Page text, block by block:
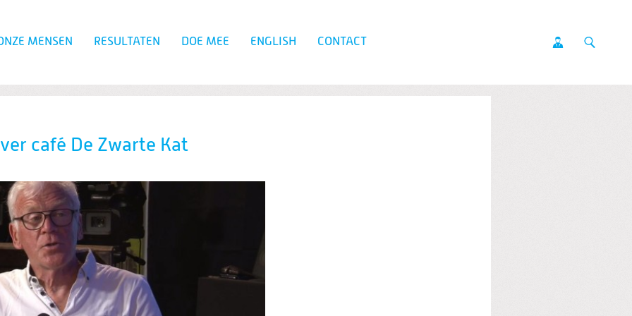
MENSEN RESULTATEN DOE MEE ENGLISH CONTACT
café De Zwarte Kat